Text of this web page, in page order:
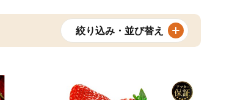
絞り込み・並び替え